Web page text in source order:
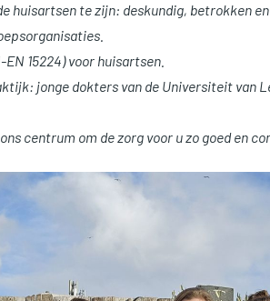
huisartsen te zijn: deskundig, betrokken
15224) voor huisartsen.
jonge dokters van de Universiteit van
centrum om de zorg voor u zo goed en